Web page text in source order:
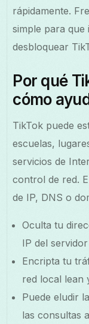
rápidamente.
simple para que
desbloquear
Por qué
cómo
TikTok puede
escuelas,
servicios de
control de red.
de IP, DNS o
Oculta tu
IP del
Encripta tu
red local lean
Puede eludir
las consultas